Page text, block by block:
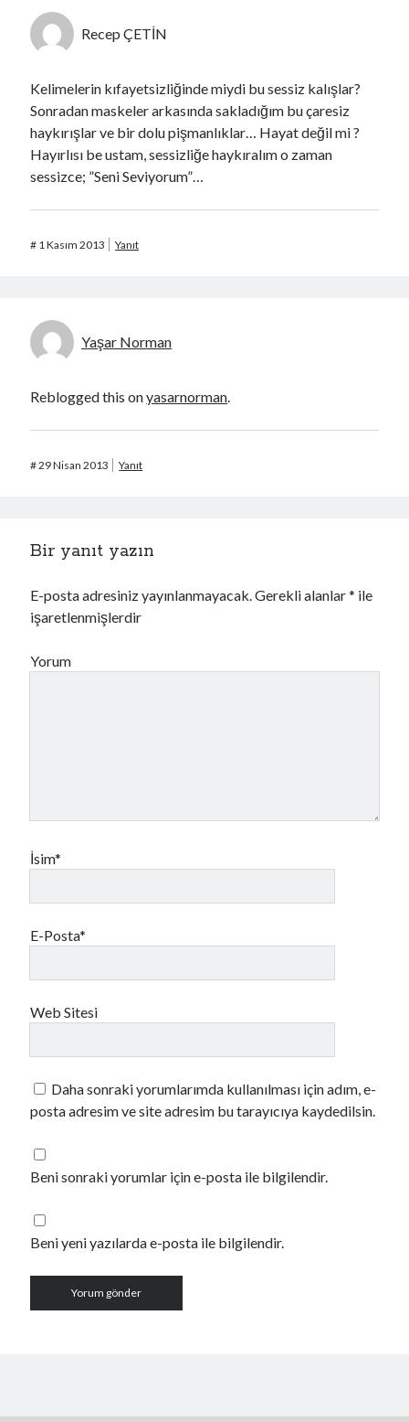
Recep ÇETİN
Kelimelerin kıfayetsizliğinde miydi bu sessiz kalışlar?
Sonradan maskeler arkasında sakladığım bu çaresiz
haykırışlar ve bir dolu pişmanlıklar… Hayat değil mi ?
Hayırlısı be ustam, sessizliğe haykıralım o zaman
sessizce; ”Seni Seviyorum”…
# 1 Kasım 2013 Yanıt
Yaşar Norman
Reblogged this onyasarnorman.
#29 Nisan 2013 Yanıt
Bir yanıt yazın
E-posta adresiniz yayınlanmayacak.Gerekli alanlar* ile
işaretlenmişlerdir
Yorum
İsim*
E-Posta*
Web Sitesi
Daha sonraki yorumlarımda kullanılması için adım, e-
posta adresim ve site adresim bu tarayıcıya kaydedilsin.
Beni sonraki yorumlar için e-posta ile bilgilendir.
Beni yeni yazılarda e-posta ile bilgilendir.